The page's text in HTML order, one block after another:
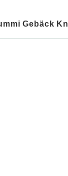
Gebäck